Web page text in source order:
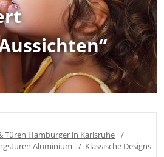
Türen Hamburger in Karlsruhe
Aluminium Klassische Designs